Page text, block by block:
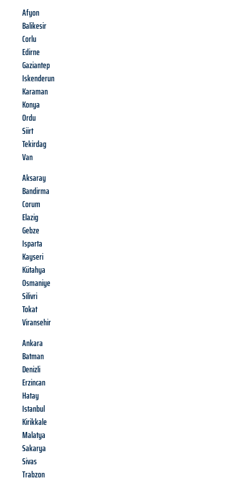
Afyon
Balikesir
Corlu
Edirne
Gaziantep
Iskenderun
Karaman
Konya
Ordu
Siirt
Tekirdag
Van
Aksaray
Bandirma
Corum
Elazig
Gebze
Isparta
Kayseri
Kütahya
Osmaniye
Silivri
Tokat
Viransehir
Ankara
Batman
Denizli
Erzincan
Hatay
Istanbul
Kirikkale
Malatya
Sakarya
Sivas
Trabzon